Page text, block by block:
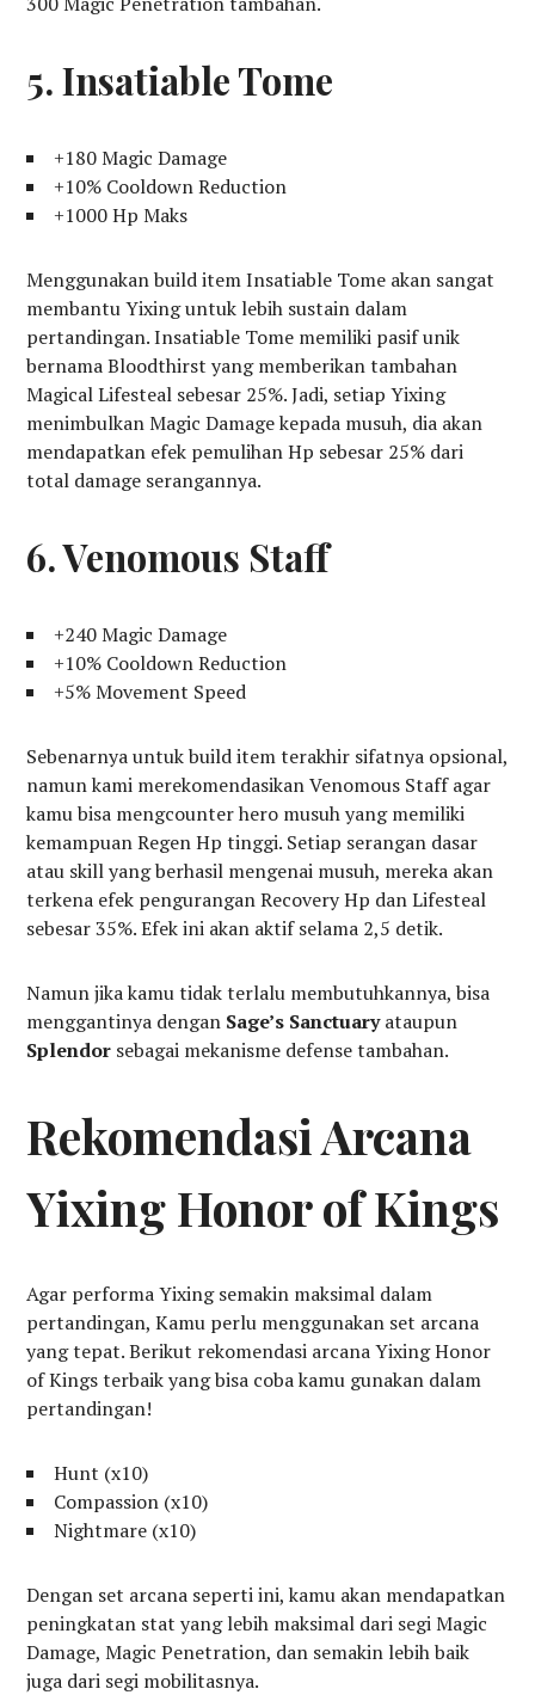
5. Insatiable Tome
+180 Magic Damage
+10% Cooldown Reduction
+1000 Hp Maks
Menggunakan build item Insatiable Tome akan sangat
membantu Yixing untuk lebih sustain dalam
pertandingan. Insatiable Tome memiliki pasif unik
bernama Bloodthirst yang memberikan tambahan
Magical Lifesteal sebesar 25%. Jadi, setiap Yixing
menimbulkan Magic Damage kepada musuh, dia akan
mendapatkan efek pemulihan Hp sebesar 25% dari
total damage serangannya.
6. Venomous Staff
+240 Magic Damage
+10% Cooldown Reduction
+5% Movement Speed
Sebenarnya untuk build item terakhir sifatnya opsional,
namun kami merekomendasikan Venomous Staff agar
kamu bisa mengcounter hero musuh yang memiliki
kemampuan Regen Hp tinggi. Setiap serangan dasar
atau skill yang berhasil mengenai musuh, mereka akan
terkena efek pengurangan Recovery Hp dan Lifesteal
sebesar 35%. Efek ini akan aktif selama 2,5 detik.
Namun jika kamu tidak terlalu membutuhkannya, bisa
menggantinya dengan Sage’s Sanctuaryataupun
Splendor sebagai mekanisme defense tambahan.
Rekomendasi Arcana
Yixing Honor of Kings
Agar performa Yixing semakin maksimal dalam
pertandingan, Kamu perlu menggunakan set arcana
yang tepat. Berikut rekomendasi arcana Yixing Honor
of Kings terbaik yang bisa coba kamu gunakan dalam
pertandingan!
Hunt (x10)
Compassion (x10)
Nightmare (x10)
Dengan set arcana seperti ini, kamu akan mendapatkan
peningkatan stat yang lebih maksimal dari segi Magic
Damage, Magic Penetration, dan semakin lebih baik
juga dari segi mobilitasnya.